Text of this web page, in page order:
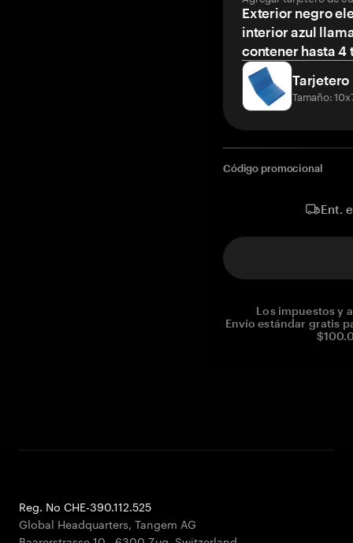
Exterior negro
interior azul
contener hasta 4
Tarjetero
Tamaño:
Código promocional
Ent.
Los impuestos y
Envío estándar gratis
Reg. No CHE-390.112.525
Global Headquarters, Tangem AG